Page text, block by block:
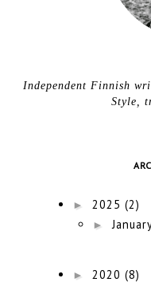
Independent Finnish
Style,
► 2025(2)
►
►2020(8)